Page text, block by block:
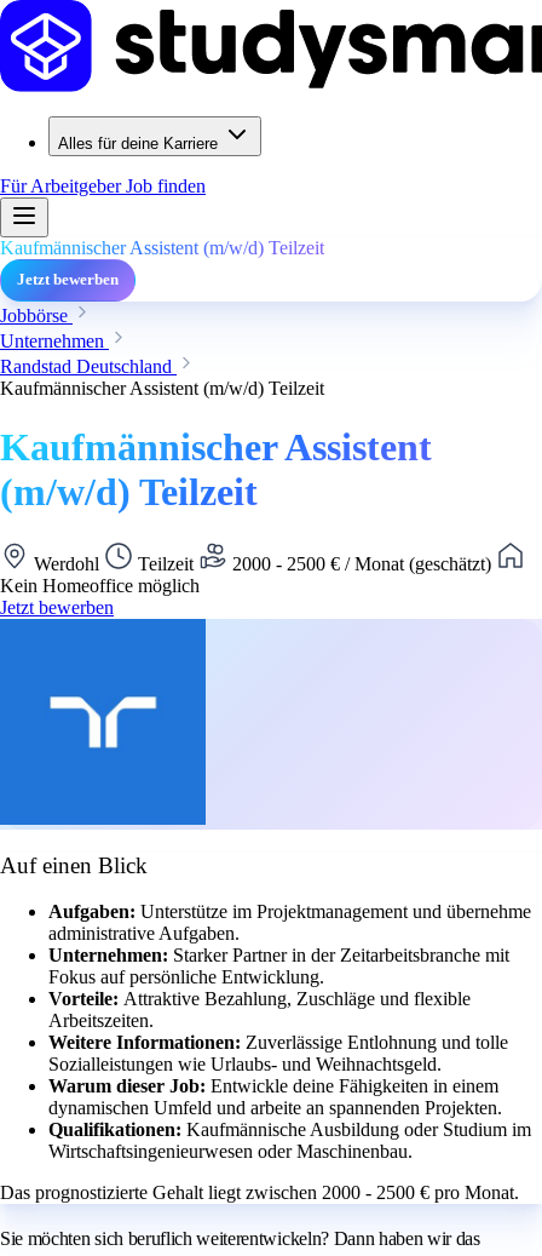
Alles für deine Karriere
Für ArbeitgeberJob finden
Kaufmännischer Assistent (m/w/d) Teilzeit
Jetzt bewerben
Jobbörse
Unternehmen
Randstad Deutschland
Kaufmännischer Assistent (m/w/d) Teilzeit
Kaufmännischer Assistent
(m/w/d) Teilzeit
Werdohl Teilzeit
2000 - 2500 € / Monat (geschätzt)
Kein Homeoffice möglich
Jetzt bewerben
Auf einen Blick
Aufgaben: Unterstütze im Projektmanagement und übernehme
administrative Aufgaben.
Unternehmen: Starker Partner in der Zeitarbeitsbranche mit
Fokus auf persönliche Entwicklung.
Vorteile: Attraktive Bezahlung, Zuschläge und flexible
Arbeitszeiten.
Weitere Informationen: Zuverlässige Entlohnung und tolle
Sozialleistungen wie Urlaubs- und Weihnachtsgeld.
Warum dieser Job: Entwickle deine Fähigkeiten in einem
dynamischen Umfeld und arbeite an spannenden Projekten.
Qualifikationen: Kaufmännische Ausbildung oder Studium im
Wirtschaftsingenieurwesen oder Maschinenbau.
Das prognostizierte Gehalt liegt zwischen 2000 - 2500 € pro Monat.
Sie möchten sich beruflich weiterentwickeln? Dann haben wir das